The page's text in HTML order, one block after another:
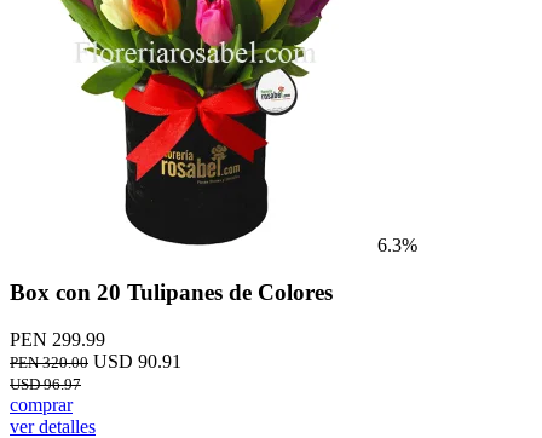
6.3%
Box con 20 Tulipanes de Colores
PEN 299.99
PEN 320.00 USD 90.91
USD 96.97
comprar
ver detalles